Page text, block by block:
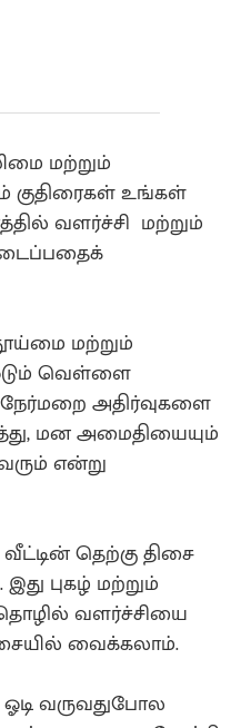
மற்றும்
குதிரைகள் உங்கள்
வளர்ச்சி மற்றும்
மற்றும்
வெள்ளை
அதிர்வுகளை
மன அமைதியையும்
என்று
தெற்கு திசை
புகழ் மற்றும்
வளர்ச்சியை
வைக்கலாம்.
வருவதுபோல